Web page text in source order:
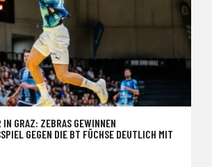
IN GRAZ: ZEBRAS GEWINNEN
GEGEN DIE BT FÜCHSE DEUTLICH MIT